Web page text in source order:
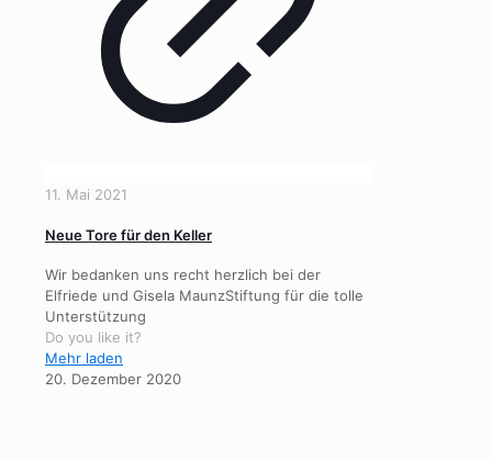
11. Mai 2021
Neue Tore für den Keller
Wir bedanken uns recht herzlich bei der
Elfriede und Gisela MaunzStiftung für die tolle
Unterstützung
Do you like it?
Mehr laden
20. Dezember 2020